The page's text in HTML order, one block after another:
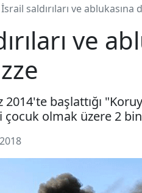
İsrail saldırıları ve
ve
başlattığı
çocuk olmak üzere 2